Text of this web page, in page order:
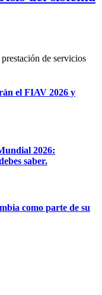
de servicios
el FIAV 2026 y
2026:
saber.
como parte de su